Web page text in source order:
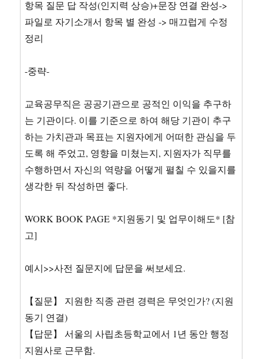
항목 질문 답 작성(인지력 상승)+문장 연결 완성->
파일로 자기소개서 항목 별 완성 -> 매끄럽게 수정
정리
-중략-
교육공무직은 공공기관으로 공적인 이익을 추구하
는 기관이다. 이를 기준으로 하여 해당 기관이 추구
하는 가치관과 목표는 지원자에게 어떠한 관심을 두
도록 해 주었고, 영향을 미쳤는지, 지원자가 직무를
수행하면서 자신의 역량을 어떻게 펼칠 수 있을지를
생각한 뒤 작성하면 좋다.
WORK BOOK PAGE *지원동기 및 업무이해도* [참
고]
예시>>사전 질문지에 답문을 써보세요.
【질문】 지원한 직종 관련 경력은 무엇인가? (지원
동기 연결)
【답문】 서울의 사립초등학교에서 1년 동안 행정
지원사로 근무함.